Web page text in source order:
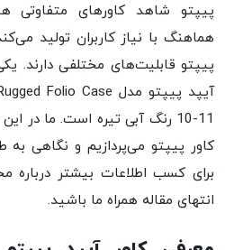
پیپتو شاهد کاورهای متفاوتی
هماهنگ با نیاز کاربران تولید
پیپتو قابلیت‌های مختلفی دارند.
10-11 رنگ آبی تیره است. ما در
کاور پیپتو می‌پردازیم و نگاهی
انتهای مقاله همراه ما باشید.